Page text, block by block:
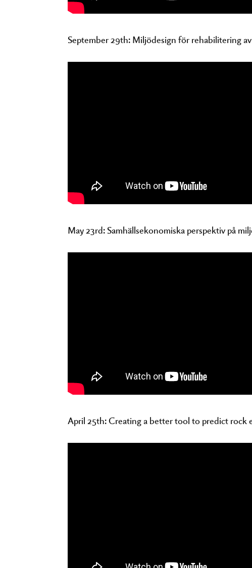
September 29th: Miljödesign för rehabilitering
May 23rd: Samhällsekonomiska perspektiv på
April 25th: Creating a better tool to predict rock